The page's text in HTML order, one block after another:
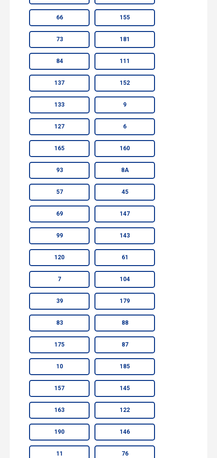
66 155
73 181
84 111
137 152
133 9
127 6
165 160
93 8А
57 45
69 147
99 143
120 61
7 104
39 179
83 88
175 87
10 185
157 145
163 122
190 146
11 76